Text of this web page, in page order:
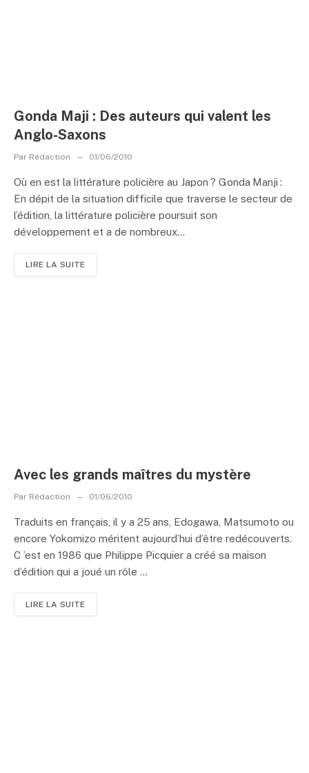
Gonda Maji : Des auteurs qui valent les
Anglo-Saxons
Par Rédaction 01/06/2010
Où en est la littérature policière au Japon ? Gonda Manji :
En dépit de la situation difficile que traverse le secteur de
l’édition, la littérature policière poursuit son
développement et a de nombreux...
LIRE LA SUITE
Avec les grands maîtres du mystère
Par Rédaction 01/06/2010
Traduits en français, il y a 25 ans, Edogawa, Matsumoto ou
encore Yokomizo méritent aujourd’hui d’être redécouverts.
C ’est en 1986 que Philippe Picquier a créé sa maison
d’édition qui a joué un rôle ...
LIRE LA SUITE